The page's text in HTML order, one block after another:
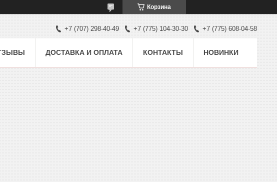
Корзина
+7 (707) 298-40-49 +7 (775) 104-30-30 +7 (775) 608-04-58
ДОСТАВКА И ОПЛАТА КОНТАКТЫ НОВИНКИ